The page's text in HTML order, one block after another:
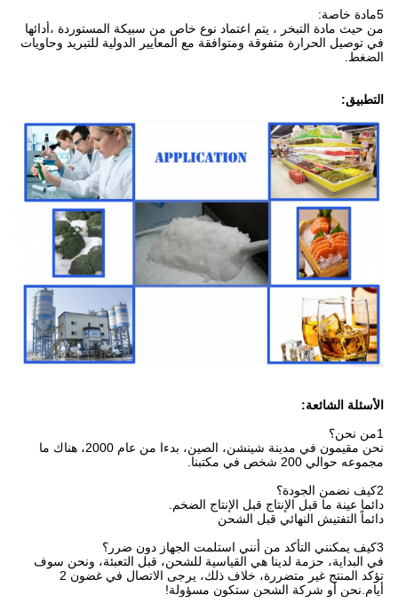
5مادة خاصة:
من حيث مادة التبخر ، يتم اعتماد نوع خاص من سبيكة المستوردة ،أدائها
في توصيل الحرارة متفوقة ومتوافقة مع المعايير الدولية للتبريد وحاويات
الضغط.
التطبيق:
الأسئلة الشائعة:
1من نحن؟
نحن مقيمون في مدينة شينشن، الصين، بدءا من عام 2000، هناك ما
مجموعه حوالي 200 شخص في مكتبنا.
2كيف نضمن الجودة؟
دائما عينة ما قبل الإنتاج قبل الإنتاج الضخم.
دائماً التفتيش النهائي قبل الشحن
3كيف يمكنني التأكد من أنني استلمت الجهاز دون ضرر؟
في البداية، حزمة لدينا هي القياسية للشحن، قبل التعبئة، ونحن سوف
تؤكد المنتج غير متضررة، خلاف ذلك، يرجى الاتصال في غضون 2
أيام.نحن أو شركة الشحن ستكون مسؤولة!